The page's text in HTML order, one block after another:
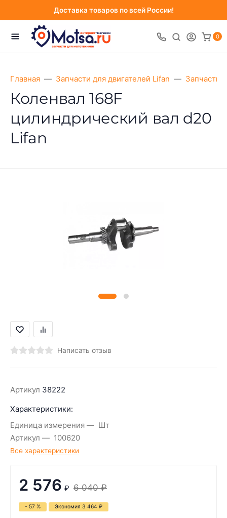
Доставка товаров по всей России!
0
Главная Запчасти для двигателей Lifan Запчасти
Коленвал 168F
цилиндрический вал d20
Lifan
Написать отзыв
Артикул 38222
Характеристики:
Единица измерения
Шт
Артикул
100620
Все характеристики
2 576 ₽ 6 040 ₽
- 57 % Экономия 3 464 ₽